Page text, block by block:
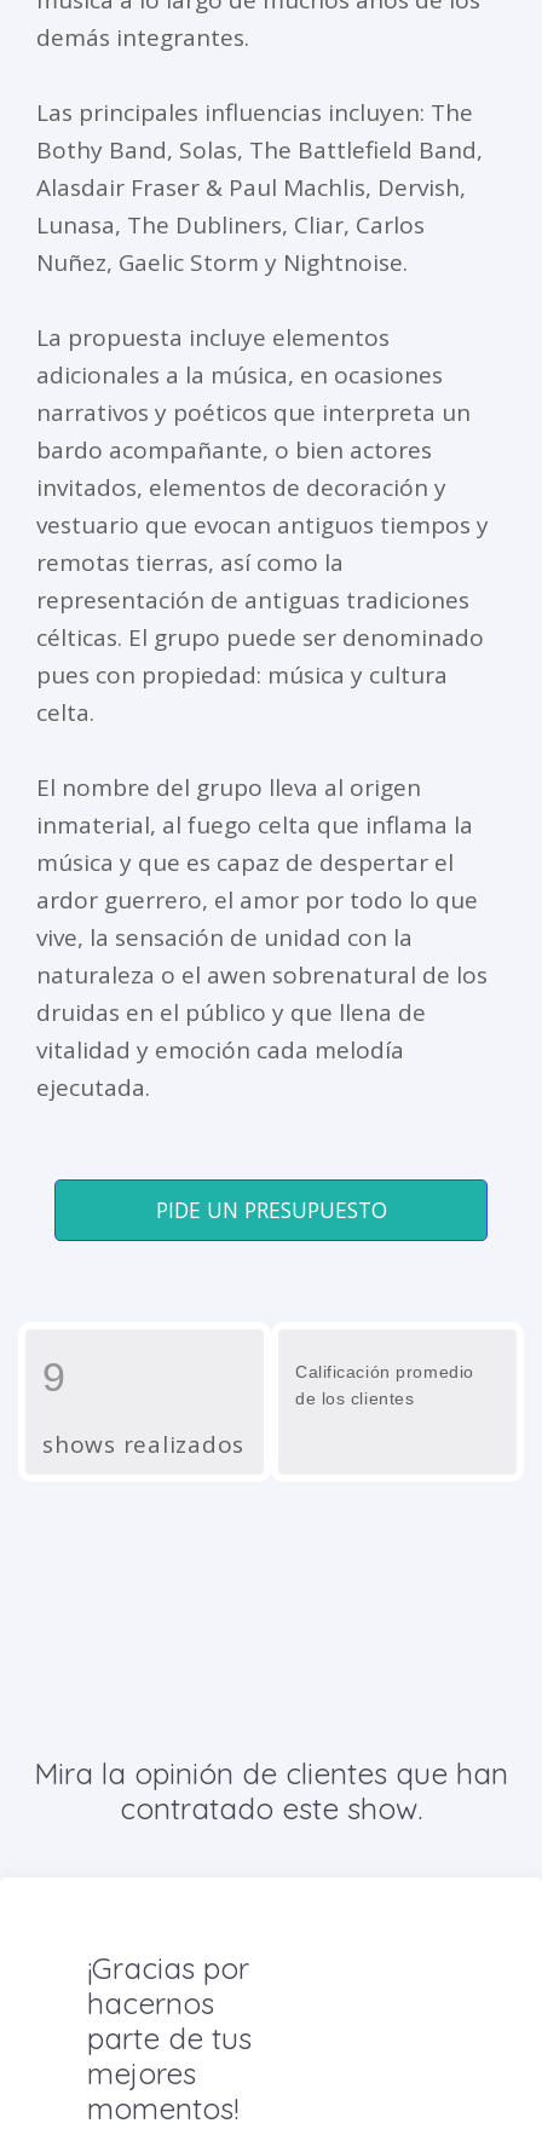
demás integrantes.
Las principales influencias incluyen: The
Bothy Band, Solas, The Battlefield Band,
Alasdair Fraser & Paul Machlis, Dervish,
Lunasa, The Dubliners, Cliar, Carlos
Nuñez, Gaelic Storm y Nightnoise.
La propuesta incluye elementos
adicionales a la música, en ocasiones
narrativos y poéticos que interpreta un
bardo acompañante, o bien actores
invitados, elementos de decoración y
vestuario que evocan antiguos tiempos y
remotas tierras, así como la
representación de antiguas tradiciones
célticas. El grupo puede ser denominado
pues con propiedad: música y cultura
celta.
El nombre del grupo lleva al origen
inmaterial, al fuego celta que inflama la
música y que es capaz de despertar el
ardor guerrero, el amor por todo lo que
vive, la sensación de unidad con la
naturaleza o el awen sobrenatural de los
druidas en el público y que llena de
vitalidad y emoción cada melodía
ejecutada.
PIDE UN PRESUPUESTO
9
shows realizados
Calificación promedio
de los clientes
Mira la opinión de clientes que han
contratado este show.
¡Gracias por
hacernos
parte de tus
mejores
momentos!